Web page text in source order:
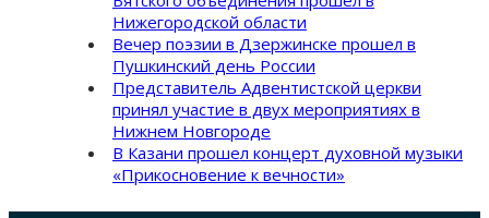
Нижегородской области
Вечер поэзии в Дзержинске прошел в
Пушкинский день России
Представитель Адвентистской церкви
принял участие в двух мероприятиях в
Нижнем Новгороде
В Казани прошел концерт духовной музыки
«Прикосновение к вечности»